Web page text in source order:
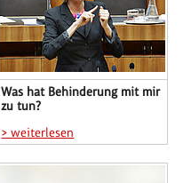
Was hat Behinderung mit mir
zu tun?
> weiterlesen